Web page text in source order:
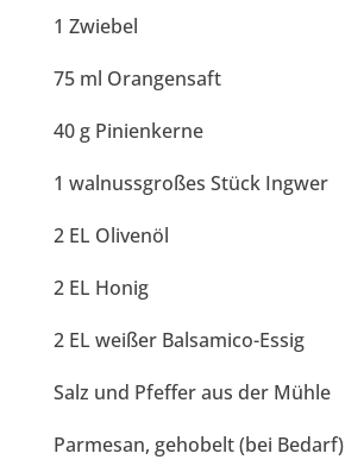
1 Zwiebel
75 ml Orangensaft
40 g Pinienkerne
1 walnussgroßes Stück Ingwer
2 EL Olivenöl
2 EL Honig
2 EL weißer Balsamico-Essig
Salz und Pfeffer aus der Mühle
Parmesan, gehobelt (bei Bedarf)